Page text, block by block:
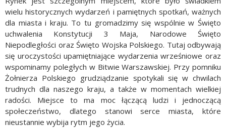
wielu historycznych wydarzeń i pamiętnych spotkań, ważnych
dla miasta i kraju. To tu gromadzimy się wspólnie w Święto
uchwalenia Konstytucji 3 Maja, Narodowe Święto
Niepodległości oraz Święto Wojska Polskiego. Tutaj odbywają
się uroczystości upamiętniające wydarzenia wrześniowe oraz
wspominamy poległych w Bitwie Warszawskiej. Przy pomniku
Żołnierza Polskiego grudziądzanie spotykali się w chwilach
trudnych dla naszego kraju, a także w momentach wielkiej
radości. Miejsce to ma moc łączącą ludzi i jednoczącą
społeczeństwo, dlatego stanowi serce miasta, które
nieustannie wybija rytm jego życia.